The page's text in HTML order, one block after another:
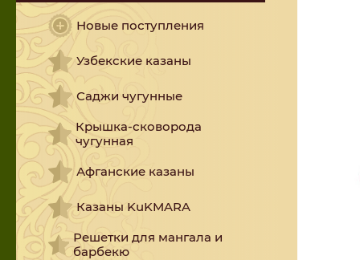
Новые поступления
Узбекские казаны
Саджи чугунные
Крышка-сковорода
чугунная
Афганские казаны
Казаны KuKMARA
Решетки для мангала и
барбекю